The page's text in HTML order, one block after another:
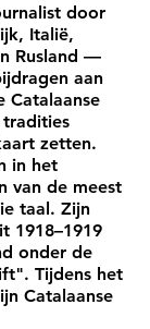
door
Italië,
Rusland —
aan
Catalaanse
tradities
zetten.
in het
van de meest
taal. Zijn
1918–1919
onder de
Tijdens het
Catalaanse